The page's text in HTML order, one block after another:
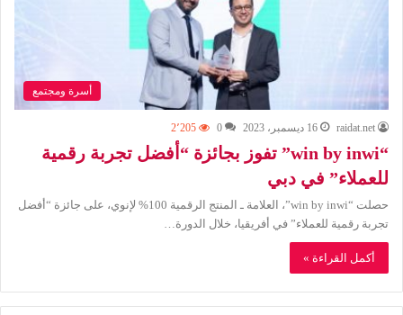
أسرة ومجتمع
raidat.net 16 ديسمبر، 2023 0 2٬205
“win by inwi” تفوز بجائزة “أفضل تجربة رقمية
للعملاء” في دبي
حصلت “win by inwi”، العلامة ـ المنتج الرقمية 100% لإنوي، على جائزة “أفضل
تجربة رقمية للعملاء” في أفريقيا، خلال الدورة…
أكمل القراءة »